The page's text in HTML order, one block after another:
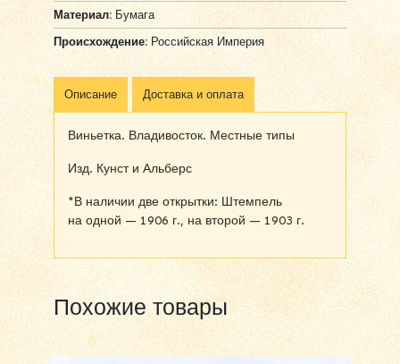
Материал:Бумага
Происхождение:Российская Империя
Описание Доставка и оплата
Виньетка. Владивосток. Местные типы
Изд. Кунст и Альберс
*В наличии две открытки: Штемпель
на одной — 1906 г., на второй — 1903 г.
Похожие товары